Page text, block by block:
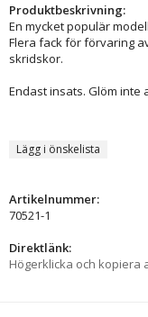
Produktbeskrivning:
En mycket populär
Flera fack för förvaring
skridskor.
Endast insats. Glöm inte
Lägg i önskelista
Artikelnummer:
70521-1
Direktlänk:
Högerklicka och kopiera